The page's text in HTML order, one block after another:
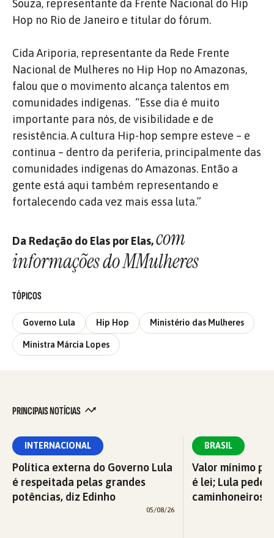
Souza, representante da Frente Nacional do Hip
Hop no Rio de Janeiro e titular do fórum.
Cida Ariporia, representante da Rede Frente
Nacional de Mulheres no Hip Hop no Amazonas,
falou que o movimento alcança talentos em
comunidades indígenas. “Esse dia é muito
importante para nós, de visibilidade e de
resistência. A cultura Hip-hop sempre esteve – e
continua – dentro da periferia, principalmente das
comunidades indígenas do Amazonas. Então a
gente está aqui também representando e
fortalecendo cada vez mais essa luta.”
Da Redação do Elas por Elas,com
informações do MMulheres
TÓPICOS
Governo Lula Hip Hop Ministério das Mulheres
Ministra Márcia Lopes
PRINCIPAIS NOTÍCIAS
INTERNACIONAL
Política externa do Governo Lula
é respeitada pelas grandes
potências, diz Edinho
05/08/26
BRASIL
Valor mínimo
é lei; Lula pede
caminhoneiros